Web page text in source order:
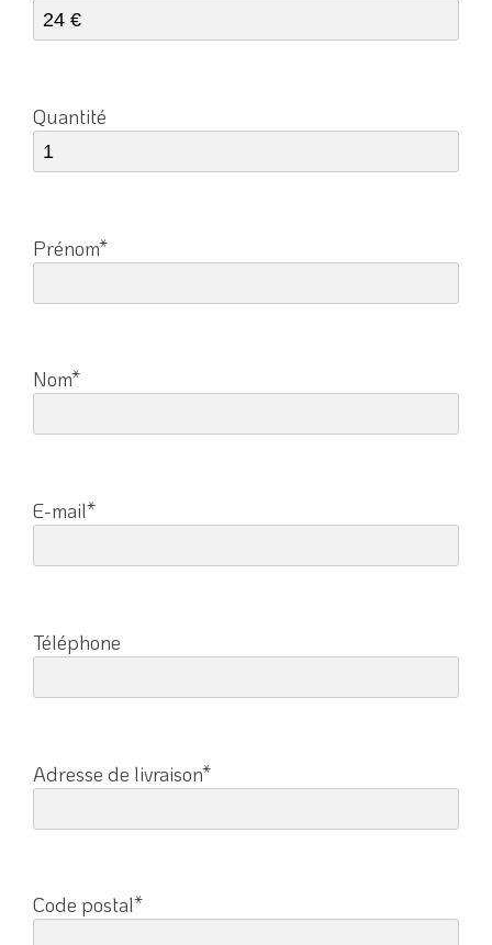
Quantité
Prénom*
Nom*
E-mail*
Téléphone
Adresse de livraison*
Code postal*